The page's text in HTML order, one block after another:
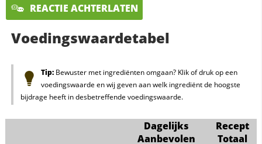
REACTIE ACHTERLATEN
Voedingswaardetabel
Tip:Bewuster met ingrediënten omgaan? Klik of druk op een
voedingswaarde en wij geven aan welk ingrediënt de hoogste
bijdrage heeft in desbetreffende voedingswaarde.
Dagelijks
Aanbevolen
Recept
Totaal